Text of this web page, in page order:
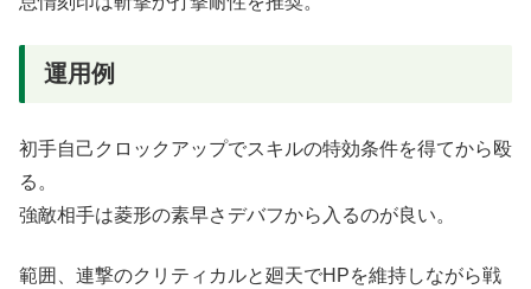
運用例
初手自己クロックアップでスキルの特効条件を得てから殴
る。
強敵相手は菱形の素早さデバフから入るのが良い。
範囲、連撃のクリティカルと廻天でHPを維持しながら戦